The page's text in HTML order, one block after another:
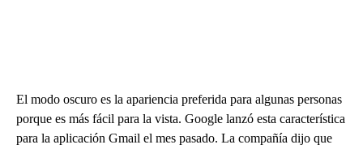
El modo oscuro es la apariencia preferida para algunas personas
porque es más fácil para la vista. Google lanzó esta característica
para la aplicación Gmail el mes pasado. La compañía dijo que